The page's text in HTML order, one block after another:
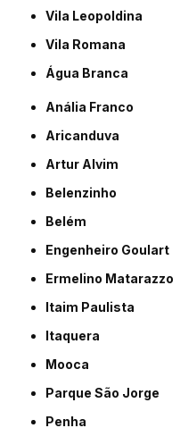
Vila Leopoldina
Vila Romana
Água Branca
Anália Franco
Aricanduva
Artur Alvim
Belenzinho
Belém
Engenheiro Goulart
Ermelino Matarazzo
Itaim Paulista
Itaquera
Mooca
Parque São Jorge
Penha